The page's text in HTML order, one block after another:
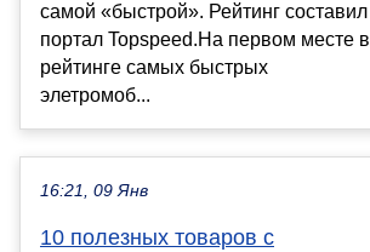
самой «быстрой». Рейтинг составил
портал Topspeed.На первом месте в
рейтинге самых быстрых
элетромоб...
16:21, 09 Янв
10 полезных товаров с